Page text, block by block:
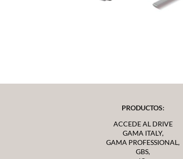
PRODUCTOS:
ACCEDE AL DRIVE
GAMA ITALY,
GAMA PROFESSIONAL,
GBS,